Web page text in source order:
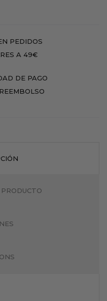
PEDIDOS
A 49€
DE PAGO